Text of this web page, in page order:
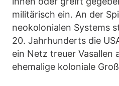
militärisch ein. An der
neokolonialen Systems
20. Jahrhunderts die
ein Netz treuer Vasallen
ehemalige koloniale